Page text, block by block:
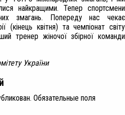
найкращими. Тепер спортсмени
змагань. Попереду нас чекає
(кінець квітня) та чемпіонат світу
тренер жіночої збірної команди
України
Обязательные поля